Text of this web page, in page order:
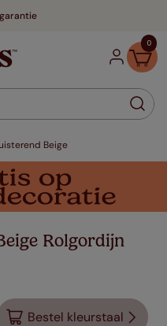
0
Beige
Rolgordijn
Bestel kleurstaal